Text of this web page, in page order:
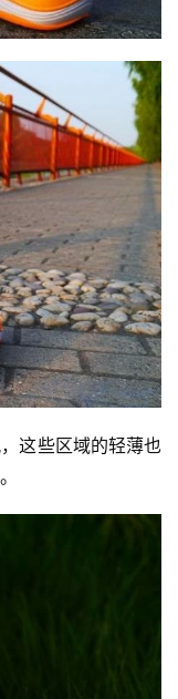
这些区域的轻薄也